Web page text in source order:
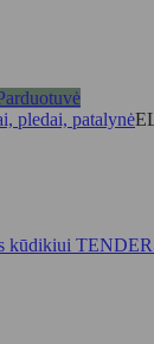
pledai, patalynė